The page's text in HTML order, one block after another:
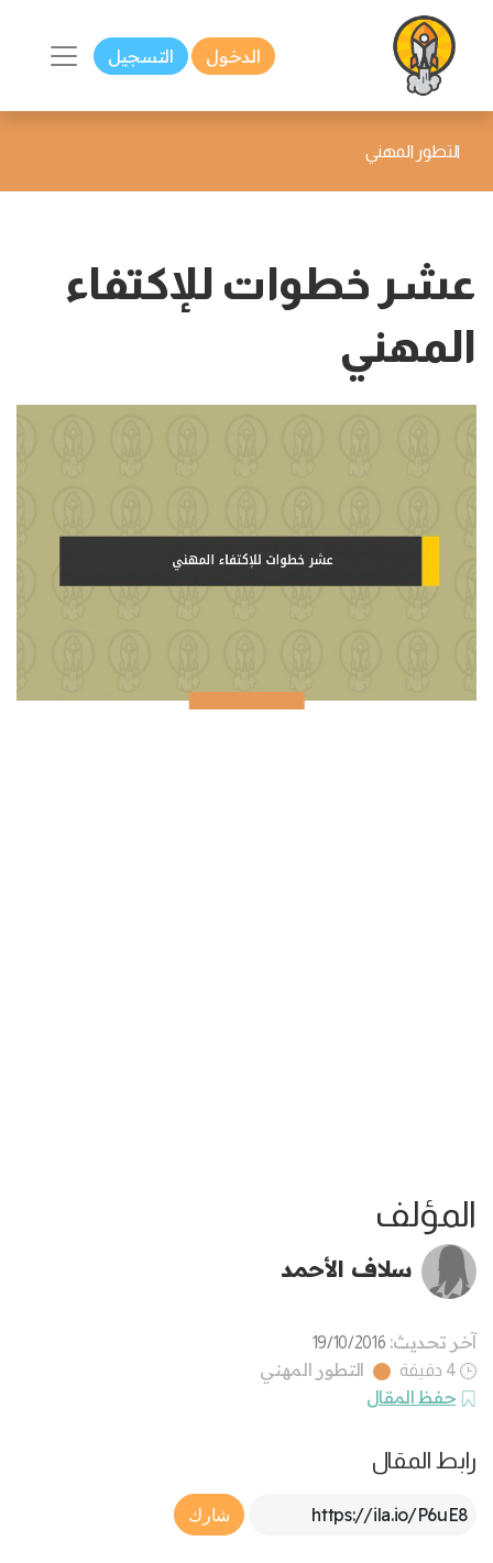
الدخول التسجيل
التطور المهني
عشر خطوات للإكتفاء
المهني
المؤلف
سلاف الأحمد
آخر تحديث: 19/10/2016
4 دقيقة
التطور المهني
حفظ المقال
رابط المقال
Article Link
شارك